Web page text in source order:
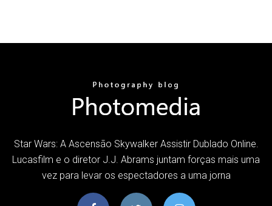
Star Wars: A Ascensão Skywalker Assistir Dublado Online.
Lucasfilm e o diretor J.J. Abrams juntam forças mais uma
vez para levar os espectadores a uma jorna